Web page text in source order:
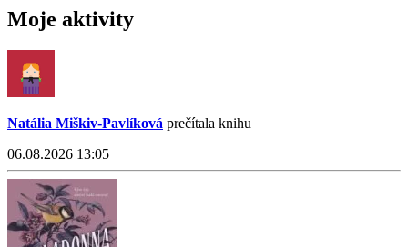
Moje aktivity
Natália Miškiv-Pavlíková prečítala knihu
06.08.2026 13:05